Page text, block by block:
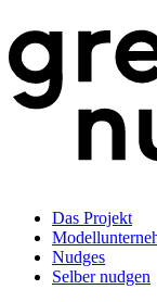
Das Projekt
Nudges
Selber nudgen